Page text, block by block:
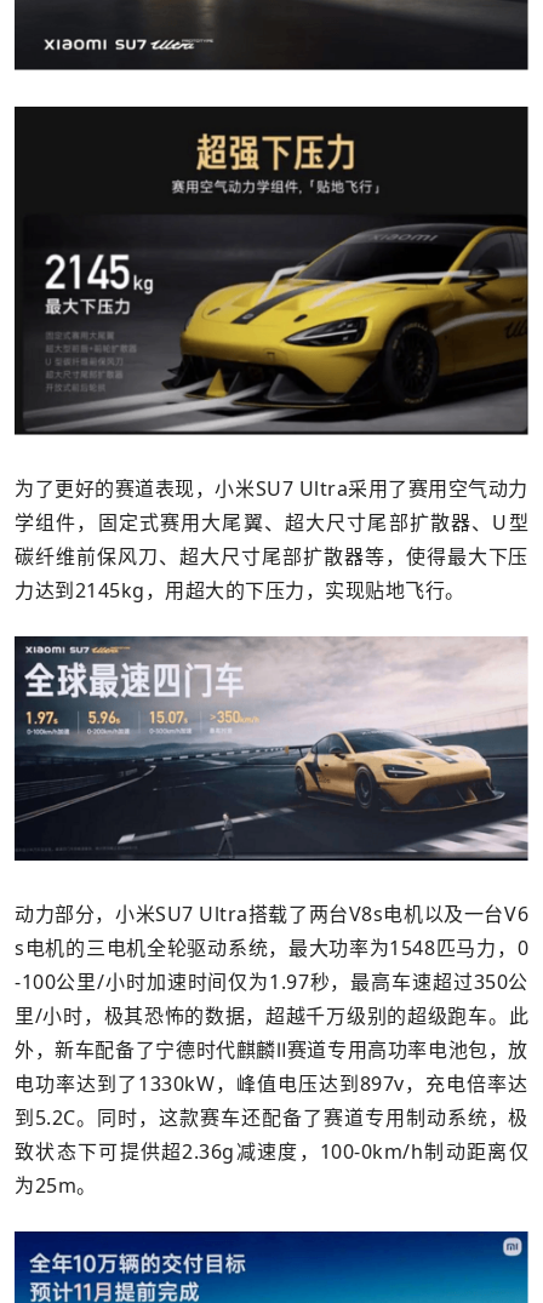
为了更好的赛道表现，小米SU7 Ultra采用了赛用空气动力
学组件，固定式赛用大尾翼、超大尺寸尾部扩散器、U型
碳纤维前保风刀、超大尺寸尾部扩散器等，使得最大下压
力达到2145kg，用超大的下压力，实现贴地飞行。
动力部分，小米SU7 Ultra搭载了两台V8s电机以及一台V6
s电机的三电机全轮驱动系统，最大功率为1548匹马力，0
-100公里/小时加速时间仅为1.97秒，最高车速超过350公
里/小时，极其恐怖的数据，超越千万级别的超级跑车。此
外，新车配备了宁德时代麒麟Ⅱ赛道专用高功率电池包，放
电功率达到了1330kW，峰值电压达到897v，充电倍率达
到5.2C。同时，这款赛车还配备了赛道专用制动系统，极
致状态下可提供超2.36g减速度，100-0km/h制动距离仅
为25m。